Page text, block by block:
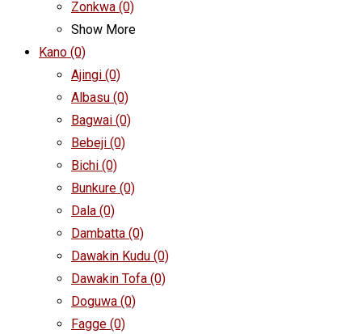
Zonkwa (0)
Show More
Kano (0)
Ajingi (0)
Albasu (0)
Bagwai (0)
Bebeji (0)
Bichi (0)
Bunkure (0)
Dala (0)
Dambatta (0)
Dawakin Kudu (0)
Dawakin Tofa (0)
Doguwa (0)
Fagge (0)